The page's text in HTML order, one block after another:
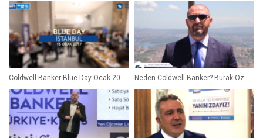
Coldwell Banker Blue Day Ocak 2017 İstanbul, Ankara ve İzmir Özel Klibi Neden Coldwell Banker? Burak Özmutafoğlu CB Diker Broker Owner